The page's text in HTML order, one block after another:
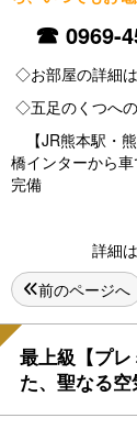
☎ 0969-
◇お部屋の詳細は
◇五足のくつへ
【JR熊本駅・
橋インターから
完備
詳細
前のページへ
最上級【プ
た、聖なる